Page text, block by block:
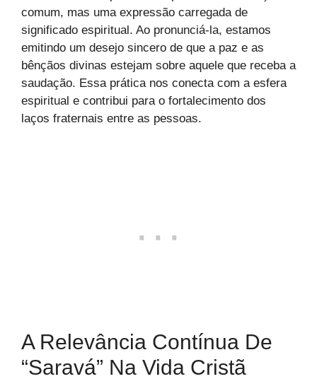
comum, mas uma expressão carregada de
significado espiritual. Ao pronunciá-la, estamos
emitindo um desejo sincero de que a paz e as
bênçãos divinas estejam sobre aquele que receba a
saudação. Essa prática nos conecta com a esfera
espiritual e contribui para o fortalecimento dos
laços fraternais entre as pessoas.
A Relevância Contínua De
“Saravá” Na Vida Cristã